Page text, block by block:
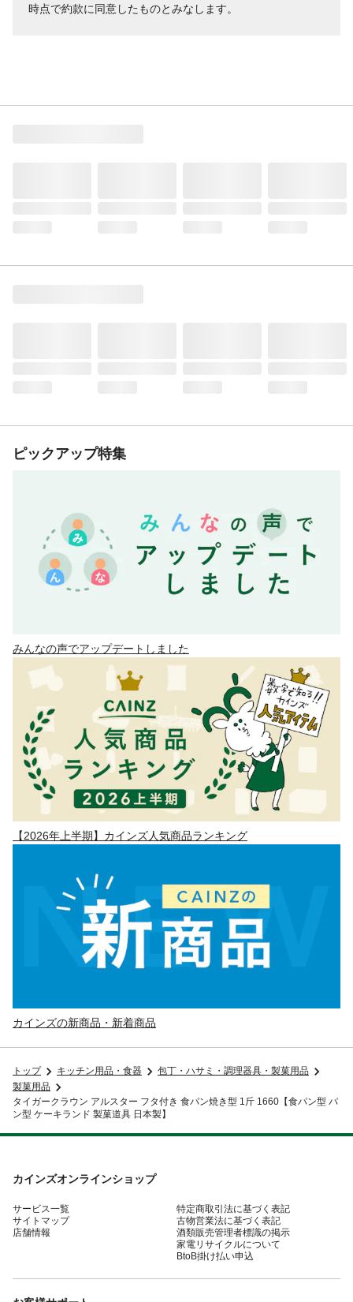
時点で約款に同意したものとみなします。
ピックアップ特集
みんなの声でアップデートしました
【2026年上半期】カインズ人気商品ランキング
カインズの新商品・新着商品
トップ キッチン用品・食器
包丁・ハサミ・調理器具・製菓用品
製菓用品
タイガークラウン アルスター フタ付き 食パン焼き型 1斤 1660【食パン型 パ
ン型 ケーキランド 製菓道具 日本製】
カインズオンラインショップ
サービス一覧
サイトマップ
店舗情報
特定商取引法に基づく表記
古物営業法に基づく表記
酒類販売管理者標識の掲示
家電リサイクルについて
BtoB掛け払い申込